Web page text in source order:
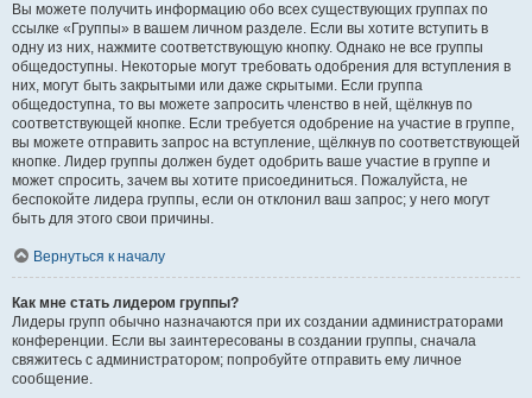
Вы можете получить информацию обо всех существующих группах по
ссылке «Группы» в вашем личном разделе. Если вы хотите вступить в
одну из них, нажмите соответствующую кнопку. Однако не все группы
общедоступны. Некоторые могут требовать одобрения для вступления в
них, могут быть закрытыми или даже скрытыми. Если группа
общедоступна, то вы можете запросить членство в ней, щёлкнув по
соответствующей кнопке. Если требуется одобрение на участие в группе,
вы можете отправить запрос на вступление, щёлкнув по соответствующей
кнопке. Лидер группы должен будет одобрить ваше участие в группе и
может спросить, зачем вы хотите присоединиться. Пожалуйста, не
беспокойте лидера группы, если он отклонил ваш запрос; у него могут
быть для этого свои причины.
Вернуться к началу
Как мне стать лидером группы?
Лидеры групп обычно назначаются при их создании администраторами
конференции. Если вы заинтересованы в создании группы, сначала
свяжитесь с администратором; попробуйте отправить ему личное
сообщение.